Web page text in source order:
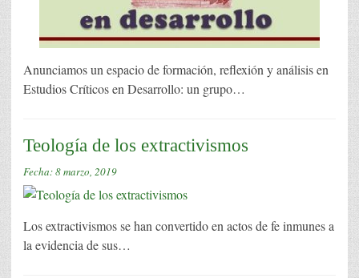
Anunciamos un espacio de formación, reflexión y análisis en
Estudios Críticos en Desarrollo: un grupo…
Teología de los extractivismos
Fecha:8 marzo, 2019
Los extractivismos se han convertido en actos de fe inmunes a
la evidencia de sus…